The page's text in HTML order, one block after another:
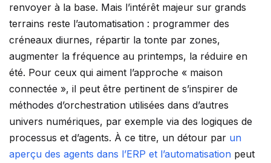
renvoyer à la base. Mais l’intérêt majeur sur grands
terrains reste l’automatisation : programmer des
créneaux diurnes, répartir la tonte par zones,
augmenter la fréquence au printemps, la réduire en
été. Pour ceux qui aiment l’approche « maison
connectée », il peut être pertinent de s’inspirer de
méthodes d’orchestration utilisées dans d’autres
univers numériques, par exemple via des logiques de
processus et d’agents. À ce titre, un détour par un
aperçu des agents dans l’ERP et l’automatisationpeut